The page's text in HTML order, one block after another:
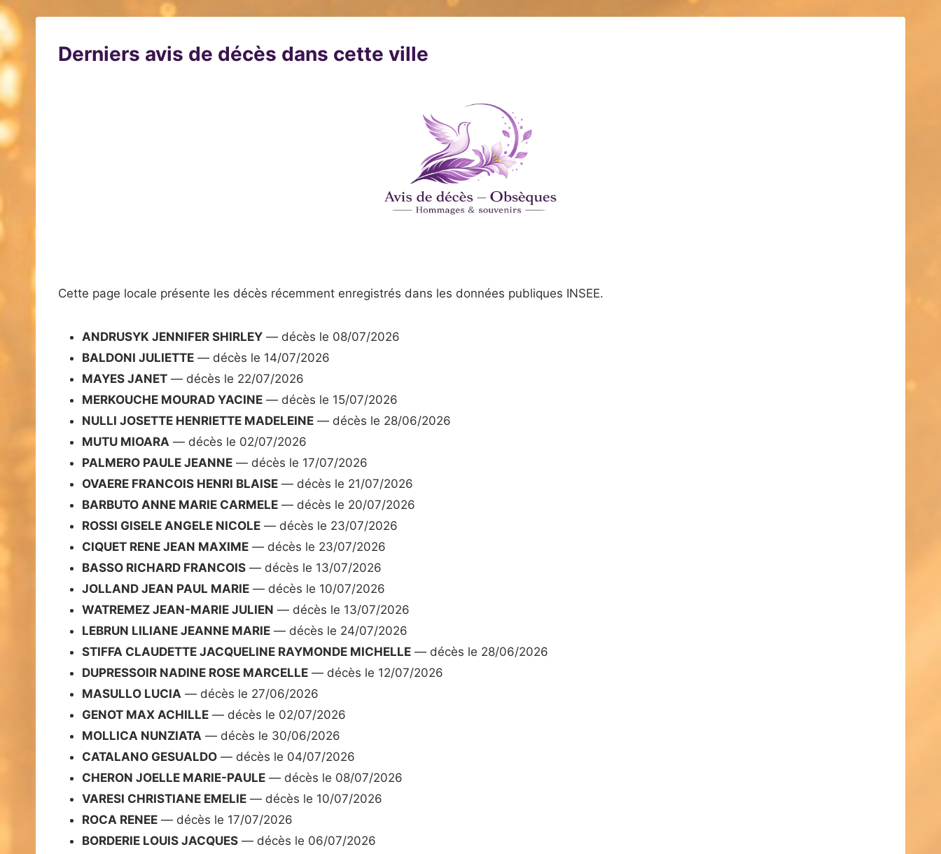
Derniers avis de décès dans cette ville
Cette page locale présente les décès récemment enregistrés dans les données publiques INSEE.
ANDRUSYK JENNIFER SHIRLEY — décès le 08/07/2026
BALDONI JULIETTE — décès le 14/07/2026
MAYES JANET — décès le 22/07/2026
MERKOUCHE MOURAD YACINE — décès le 15/07/2026
NULLI JOSETTE HENRIETTE MADELEINE — décès le 28/06/2026
MUTU MIOARA — décès le 02/07/2026
PALMERO PAULE JEANNE — décès le 17/07/2026
OVAERE FRANCOIS HENRI BLAISE — décès le 21/07/2026
BARBUTO ANNE MARIE CARMELE — décès le 20/07/2026
ROSSI GISELE ANGELE NICOLE — décès le 23/07/2026
CIQUET RENE JEAN MAXIME — décès le 23/07/2026
BASSO RICHARD FRANCOIS — décès le 13/07/2026
JOLLAND JEAN PAUL MARIE — décès le 10/07/2026
WATREMEZ JEAN-MARIE JULIEN — décès le 13/07/2026
LEBRUN LILIANE JEANNE MARIE — décès le 24/07/2026
STIFFA CLAUDETTE JACQUELINE RAYMONDE MICHELLE — décès le 28/06/2026
DUPRESSOIR NADINE ROSE MARCELLE — décès le 12/07/2026
MASULLO LUCIA — décès le 27/06/2026
GENOT MAX ACHILLE — décès le 02/07/2026
MOLLICA NUNZIATA — décès le 30/06/2026
CATALANO GESUALDO — décès le 04/07/2026
CHERON JOELLE MARIE-PAULE — décès le 08/07/2026
VARESI CHRISTIANE EMELIE — décès le 10/07/2026
ROCA RENEE — décès le 17/07/2026
BORDERIE LOUIS JACQUES — décès le 06/07/2026